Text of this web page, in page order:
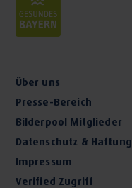
Über uns
Presse-Bereich
Bilderpool Mitglieder
Datenschutz & Haftung
Impressum
Verified Zugriff